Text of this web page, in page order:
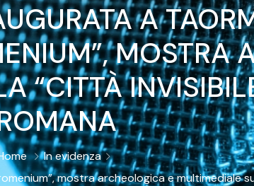
A
MOSTRA
“CITTÀ
In evidenza
mostra archeologica e multimediale